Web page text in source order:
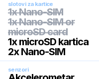
slotovi za kartice
1x Nano-SIM
1x Nano-SIM or
microSD card
1x microSD kartica
2x Nano-SIM
senzori